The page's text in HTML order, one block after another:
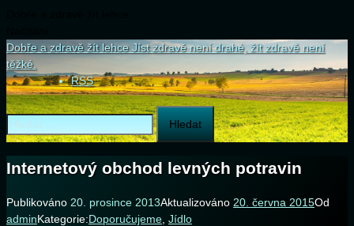
Přejít
k
obsahu
webu
Dobře a zdravě žít lehceJíst zdravě není drahé, žít zdravě není
těžké.
RSS
Vyhledávání
Internetový obchod levných potravin
Publikováno 20. prosince 2013Aktualizováno 20. června 2015Od
adminKategorie:Doporučujeme Jídlo